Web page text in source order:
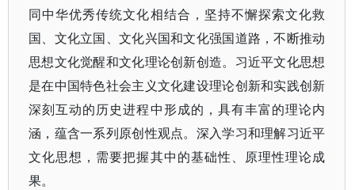
同中华优秀传统文化相结合，坚持不懈探索文化救
国、文化立国、文化兴国和文化强国道路，不断推动
思想文化觉醒和文化理论创新创造。习近平文化思想
是在中国特色社会主义文化建设理论创新和实践创新
深刻互动的历史进程中形成的，具有丰富的理论内
涵，蕴含一系列原创性观点。深入学习和理解习近平
文化思想，需要把握其中的基础性、原理性理论成
果。